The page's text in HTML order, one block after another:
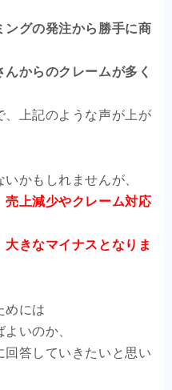
ングの発注から勝手に商
んからのクレームが多く
、上記のような声が上が
かもしれませんが、
売上減少やクレーム対応
きなマイナスとなりま
めには
いのか、
回答していきたいと思い